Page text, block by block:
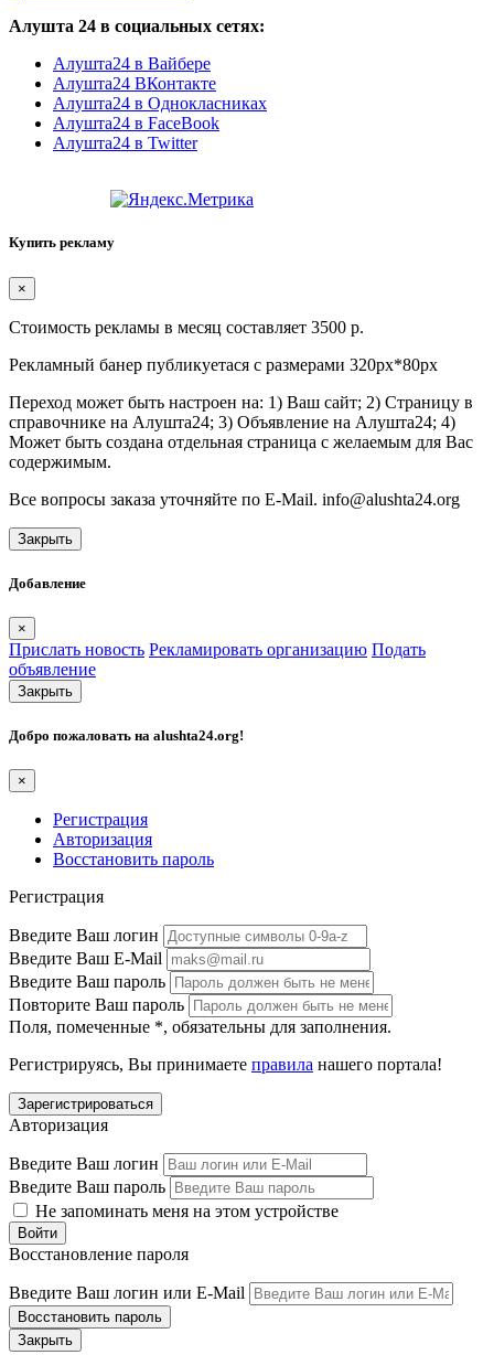
Алушта 24 в социальных сетях:
Алушта24 в Вайбере
Алушта24 ВКонтакте
Алушта24 в Однокласниках
Алушта24 в FaceBook
Алушта24 в Twitter
Купить рекламу
×
Стоимость рекламы в месяц составляет 3500 р.
Рекламный банер публикуетася с размерами 320px*80px
Переход может быть настроен на: 1) Ваш сайт; 2) Страницу в
справочнике на Алушта24; 3) Объявление на Алушта24; 4)
Может быть создана отдельная страница с желаемым для Вас
содержимым.
Все вопросы заказа уточняйте по E-Mail. info@alushta24.org
Закрыть
Добавление
×
Прислать новость Рекламировать организацию Подать
объявление
Закрыть
Добро пожаловать на alushta24.org!
×
Регистрация
Авторизация
Восстановить пароль
Регистрация
Введите Ваш логин
Введите Ваш E-Mail
Введите Ваш пароль
Повторите Ваш пароль
Поля, помеченные *, обязательны для заполнения.
Регистрируясь, Вы принимаете правила нашего портала!
Авторизация
Введите Ваш логин
Введите Ваш пароль
Не запоминать меня на этом устройстве
Восстановление пароля
Введите Ваш логин или E-Mail
Закрыть